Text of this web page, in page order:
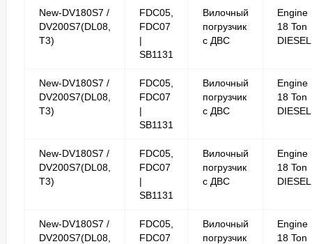
New-DV180S7 /
DV200S7(DL08,
T3)
FDC05,
FDC07
|
SB1131
Вилочный
погрузчик
с ДВС
Engine
18 Ton
DIESEL
New-DV180S7 /
DV200S7(DL08,
T3)
FDC05,
FDC07
|
SB1131
Вилочный
погрузчик
с ДВС
Engine
18 Ton
DIESEL
New-DV180S7 /
DV200S7(DL08,
T3)
FDC05,
FDC07
|
SB1131
Вилочный
погрузчик
с ДВС
Engine
18 Ton
DIESEL
New-DV180S7 /
DV200S7(DL08,
FDC05,
FDC07
Вилочный
погрузчик
Engine
18 Ton